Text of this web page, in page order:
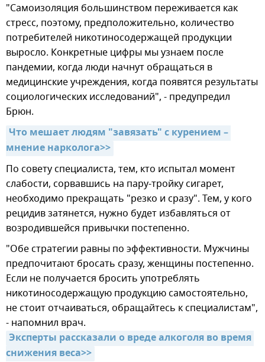
"Самоизоляция большинством переживается как
стресс, поэтому, предположительно, количество
потребителей никотиносодержащей продукции
выросло. Конкретные цифры мы узнаем после
пандемии, когда люди начнут обращаться в
медицинские учреждения, когда появятся результаты
социологических исследований", - предупредил
Брюн.
Что мешает людям "завязать" с курением –
мнение нарколога>>
По совету специалиста, тем, кто испытал момент
слабости, сорвавшись на пару-тройку сигарет,
необходимо прекращать "резко и сразу". Тем, у кого
рецидив затянется, нужно будет избавляться от
возродившейся привычки постепенно.
"Обе стратегии равны по эффективности. Мужчины
предпочитают бросать сразу, женщины постепенно.
Если не получается бросить употреблять
никотиносодержащую продукцию самостоятельно,
не стоит отчаиваться, обращайтесь к специалистам",
- напомнил врач.
Эксперты рассказали о вреде алкоголя во время
снижения веса>>